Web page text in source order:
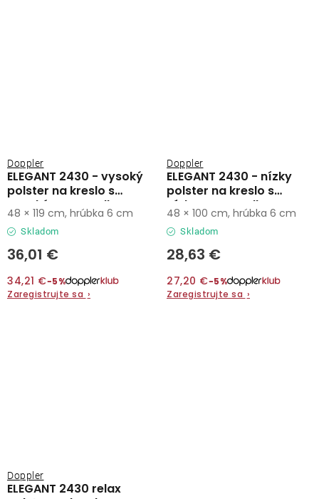
ELEGANT 2430 - vysoký
polster na kreslo s
vysokým operadlom
Doppler
Skladom
36,01 €
34,21 €−5%
Zaregistrujte sa ›
48 × 119 cm, hrúbka 6 cm
ELEGANT 2430 - nízky
polster na kreslo s
nízkym operadlom
Doppler
Skladom
28,63 €
27,20 €−5%
Zaregistrujte sa ›
48 × 100 cm, hrúbka 6 cm
ELEGANT 2430 relax
Doppler